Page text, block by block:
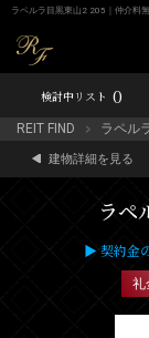
ラペルラ目黒東山2 205｜仲介料
検討中リスト 0
REIT FIND ラペル
建物詳細を見る
ラペ
▶ 契約金
礼